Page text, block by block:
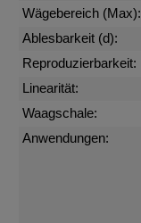
Wägebereich (Max):
Ablesbarkeit (d):
Reproduzierbarkeit:
Linearität:
Waagschale:
Anwendungen: